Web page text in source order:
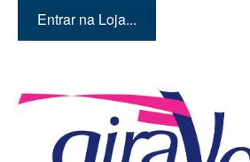
Entrar na Loja...